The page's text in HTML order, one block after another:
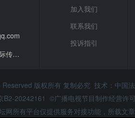
地址：北京市朝阳区通惠国际传媒广场
加入我们
联系我们
投诉指引
版权所有 复制必究 技术： 中国
B2-20242161 ©广播电视节目制作经营
网所有平台仅提供服务对接功能，所载文